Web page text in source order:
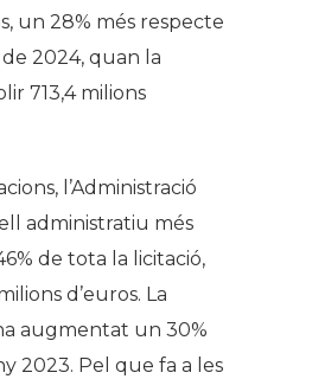
un 28% més respecte
2024, quan la
713,4 milions
l’Administració
administratiu més
de tota la licitació,
d’euros. La
augmentat un 30%
2023. Pel que fa a les